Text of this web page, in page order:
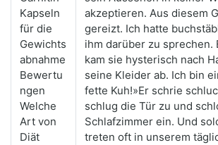
Kapseln
für die
Gewichts
abnahme
Bewertu
ngen
Welche
Art von
Diät
akzeptieren. Aus diesem
gereizt. Ich hatte
ihm darüber zu sprechen.
kam sie hysterisch nach
seine Kleider ab. Ich bin
fette Kuh!»Er schrie
schlug die Tür zu und
Schlafzimmer ein. Und
treten oft in unserem